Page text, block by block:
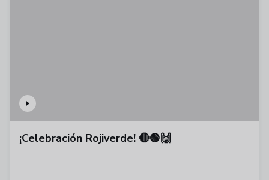
¡Celebración Rojiverde! 🔴🟢🙌